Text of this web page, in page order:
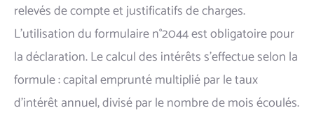
relevés de compte et justificatifs de charges.
L'utilisation du formulaire n°2044 est obligatoire pour
la déclaration. Le calcul des intérêts s'effectue selon la
formule : capital emprunté multiplié par le taux
d'intérêt annuel, divisé par le nombre de mois écoulés.